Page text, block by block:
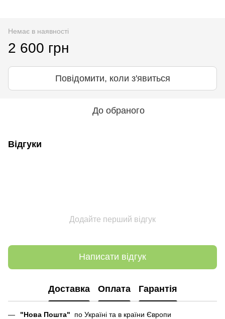
Немає в наявності
2 600 грн
Повідомити, коли з'явиться
До обраного
Відгуки
Додайте перший відгук
Написати відгук
Доставка Оплата Гарантія
"Нова Пошта" по Україні та в країни Європи